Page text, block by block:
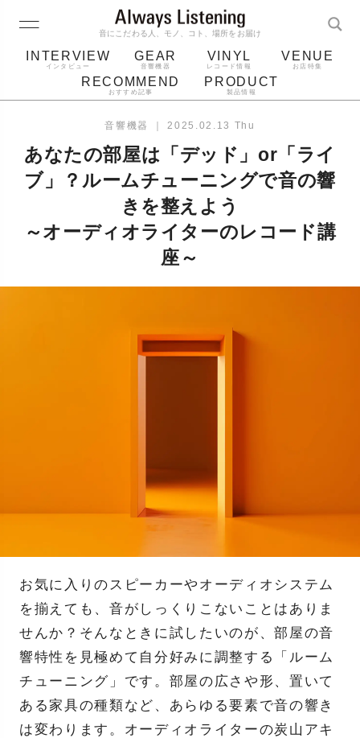
音にこだわる人、モノ、コト、場所をお届け
INTERVIEW
インタビュー
GEAR
音響機器
VINYL
レコード情報
VENUE
お店特集
RECOMMEND
おすすめ記事
PRODUCT
製品情報
ジャケット bluetooth アルバム
レコード針
音響機器 ｜ 2025.02.13 Thu
あなたの部屋は「デッド」or「ライ
ブ」？ルームチューニングで音の響
きを整えよう
～オーディオライターのレコード講
座～
お気に入りのスピーカーやオーディオシステム
を揃えても、音がしっくりこないことはありま
せんか？そんなときに試したいのが、部屋の音
響特性を見極めて自分好みに調整する「ルーム
チューニング」です。部屋の広さや形、置いて
ある家具の種類など、あらゆる要素で音の響き
は変わります。オーディオライターの炭山アキ